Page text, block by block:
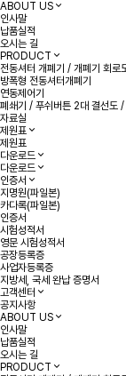
ABOUT US
인사말
납품실적
오시는 길
PRODUCT
전동셔터 개폐기 / 개폐기 회로
방폭형 전동셔터개폐기
연동제어기
폐쇄기 / 푸쉬버튼 2대 결선도 /
자료실
제원표
제원표
다운로드
다운로드
인증서
지명원(파일본)
카다록(파일본)
인증서
시험성적서
영문 시험성적서
공장등록증
사업자등록증
지방세, 국세 완납 증명서
고객센터
공지사항
ABOUT US
인사말
납품실적
오시는 길
PRODUCT